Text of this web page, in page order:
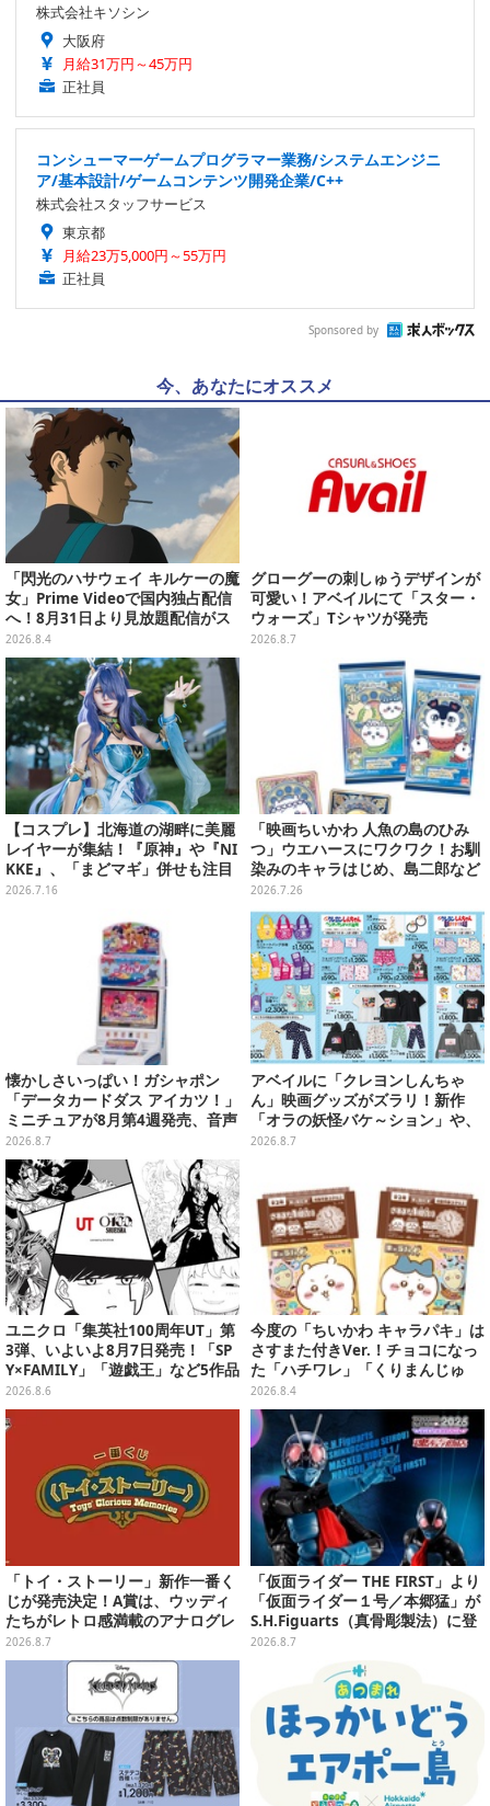
株式会社キソシン
大阪府
月給31万円～45万円
正社員
コンシューマーゲームプログラマー業務/システムエンジニ
ア/基本設計/ゲームコンテンツ開発企業/C++
株式会社スタッフサービス
東京都
月給23万5,000円～55万円
正社員
Sponsored by
今、あなたにオススメ
「閃光のハサウェイ キルケーの魔
女」Prime Videoで国内独占配信
へ！8月31日より見放題配信がス
タート
2026.8.4
グローグーの刺しゅうデザインが
可愛い！アベイルにて「スター・
ウォーズ」Tシャツが発売
2026.8.7
【コスプレ】北海道の湖畔に美麗
レイヤーが集結！『原神』や『NI
KKE』、「まどマギ」併せも注目
の美女たち11選【写真51枚】
2026.7.16
「映画ちいかわ 人魚の島のひみ
つ」ウエハースにワクワク！お馴
染みのキャラはじめ、島二郎など
セイレーン編カード全22種
2026.7.26
懐かしさいっぱい！ガシャポン
「データカードダス アイカツ！」
ミニチュアが8月第4週発売、音声
が流れる特別仕様も当たる
2026.8.7
アベイルに「クレヨンしんちゃ
ん」映画グッズがズラリ！新作
「オラの妖怪バケ～ション」や、
「ヘンダーランド」「暗黒タマタ
2026.8.7
ユニクロ「集英社100周年UT」第
3弾、いよいよ8月7日発売！「SP
Y×FAMILY」「遊戯王」など5作品
をデザイン
2026.8.6
今度の「ちいかわ キャラパキ」は
さすまた付きVer.！チョコになっ
た「ハチワレ」「くりまんじゅ
う」たちも可愛い全8種
2026.8.4
「トイ・ストーリー」新作一番く
じが発売決定！A賞は、ウッディ
たちがレトロ感満載のアナログレ
コード上を走る姿で立体化
2026.8.7
「仮面ライダー THE FIRST」より
「仮面ライダー１号／本郷猛」が
S.H.Figuarts（真骨彫製法）に登
場！8月18日より予約受付開始
2026.8.7